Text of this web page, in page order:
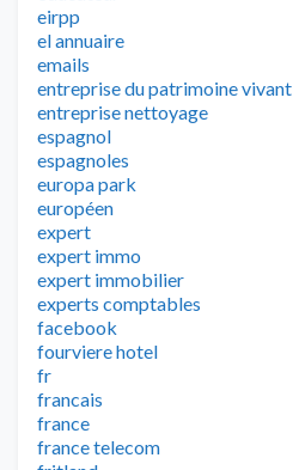
eirpp
el annuaire
emails
entreprise du patrimoine vivant
entreprise nettoyage
espagnol
espagnoles
europa park
européen
expert
expert immo
expert immobilier
experts comptables
facebook
fourviere hotel
fr
francais
france
france telecom